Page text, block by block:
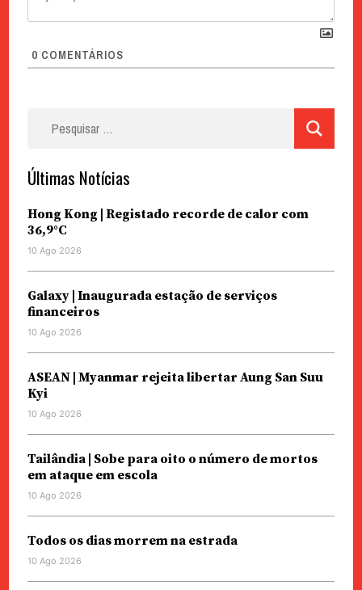
0 COMENTÁRIOS
Últimas Notícias
Hong Kong | Registado recorde de calor com
36,9°C
10 Ago 2026
Galaxy | Inaugurada estação de serviços
financeiros
10 Ago 2026
ASEAN | Myanmar rejeita libertar Aung San Suu
Kyi
10 Ago 2026
Tailândia | Sobe para oito o número de mortos
em ataque em escola
10 Ago 2026
Todos os dias morrem na estrada
10 Ago 2026